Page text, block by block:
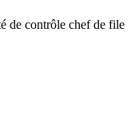
de contrôle chef de file